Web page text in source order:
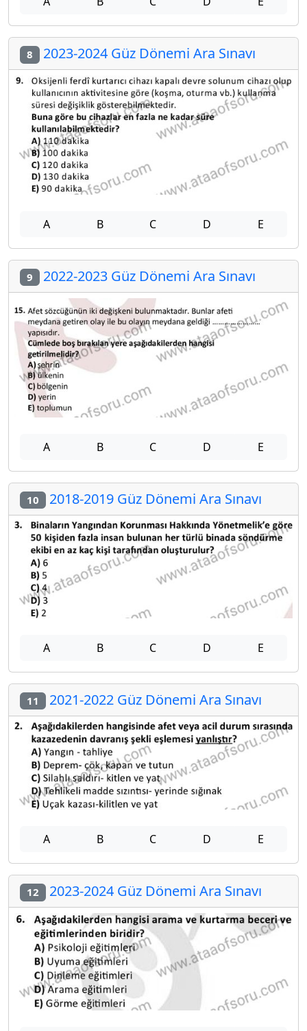
8 2023-2024 Güz Dönemi Ara Sınavı
A B C D E
9 2022-2023 Güz Dönemi Ara Sınavı
A B C D E
10 2018-2019 Güz Dönemi Ara Sınavı
A B C D E
11 2021-2022 Güz Dönemi Ara Sınavı
A B C D E
12 2023-2024 Güz Dönemi Ara Sınavı